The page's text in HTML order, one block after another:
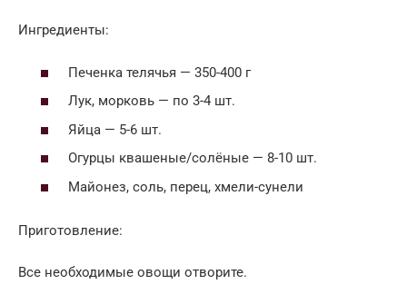
Ингредиенты:
Печенка телячья — 350-400 г
Лук, морковь — по 3-4 шт.
Яйца — 5-6 шт.
Огурцы квашеные/солёные — 8-10 шт.
Майонез, соль, перец, хмели-сунели
Приготовление:
Все необходимые овощи отворите.